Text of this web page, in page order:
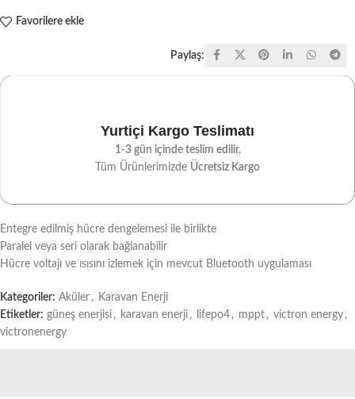
Favorilere ekle
Paylaş:
Yurtiçi Kargo Teslimatı
1-3 gün içinde teslim edilir.
Tüm Ürünlerimizde Ücretsiz Kargo
Entegre edilmiş hücre dengelemesi ile birlikte
Paralel veya seri olarak bağlanabilir
Hücre voltajı ve ısısını izlemek için mevcut Bluetooth uygulaması
Kategoriler: Aküler , Karavan Enerji
Etiketler: güneş enerjisi , karavan enerji , lifepo4 , mppt , victron energy ,
victronenergy